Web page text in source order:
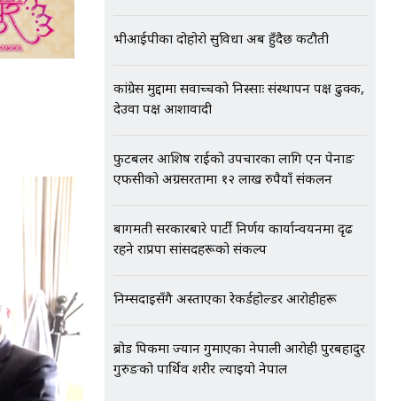
भीआईपीका दोहोरो सुविधा अब हुँदैछ कटौती
कांग्रेस मुद्दामा सर्वोच्चको निस्साः संस्थापन पक्ष ढुक्क,
देउवा पक्ष आशावादी
फुटबलर आशिष राईको उपचारका लागि एन पेनाङ
एफसीको अग्रसरतामा १२ लाख रुपैयाँ संकलन
बागमती सरकारबारे पार्टी निर्णय कार्यान्वयनमा दृढ
रहने राप्रपा सांसदहरूको संकल्प
निम्सदाइसँगै अस्ताएका रेकर्डहोल्डर आरोहीहरू
ब्रोड पिकमा ज्यान गुमाएका नेपाली आरोही पुरबहादुर
गुरुङको पार्थिव शरीर ल्याइयो नेपाल